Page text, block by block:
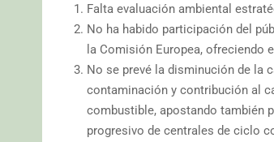
Falta evaluación ambiental
No ha habido participación del
la Comisión Europea, ofreciendo
No se prevé la disminución de la
contaminación y contribución al
combustible, apostando también
progresivo de centrales de ciclo